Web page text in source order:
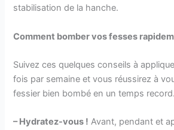
stabilisation de la hanche.
Comment bomber vos fesses
Suivez ces quelques conseils à
fois par semaine et vous réussirez à
fessier bien bombé en un temps record.
– Hydratez-vous ! Avant, pendant et